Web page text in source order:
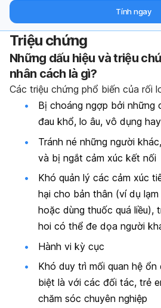
Tính ngay
Triệu chứng
Những dấu hiệu và triệu
nhân cách là gì?
Các triệu chứng phổ biến của rối
Bị choáng ngợp bởi những
đau khổ, lo âu, vô dụng
Tránh né những người
và bị ngắt cảm xúc kết nối
Khó quản lý các cảm xúc
hại cho bản thân (ví dụ
hoặc dùng thuốc quá liều),
hoi có thể đe dọa người
Hành vi kỳ cục
Khó duy trì mối quan hệ
biệt là với các đối tác, trẻ
chăm sóc chuyên nghiệp